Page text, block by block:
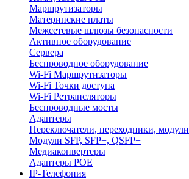
Маршрутизаторы
Материнские платы
Межсетевые шлюзы безопасности
Активное оборудование
Сервера
Беспроводное оборудование
Wi-Fi Маршрутизаторы
Wi-Fi Точки доступа
Wi-Fi Ретрансляторы
Беспроводные мосты
Адаптеры
Переключатели, переходники, модули
Модули SFP, SFP+, QSFP+
Медиаконвертеры
Адаптеры POE
IP-Телефония